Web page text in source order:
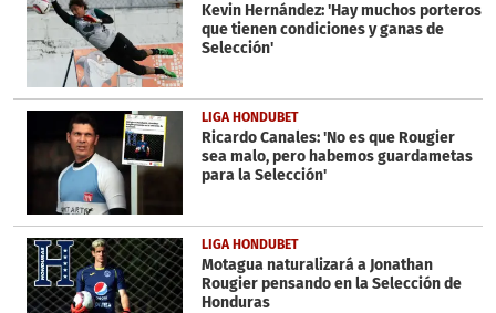
Kevin Hernández: 'Hay muchos porteros
que tienen condiciones y ganas de
Selección'
LIGA HONDUBET
Ricardo Canales: 'No es que Rougier
sea malo, pero habemos guardametas
para la Selección'
LIGA HONDUBET
Motagua naturalizará a Jonathan
Rougier pensando en la Selección de
Honduras